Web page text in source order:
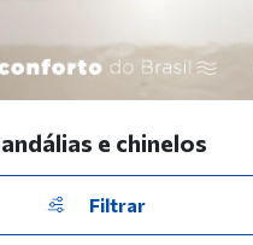
e chinelos
Filtrar